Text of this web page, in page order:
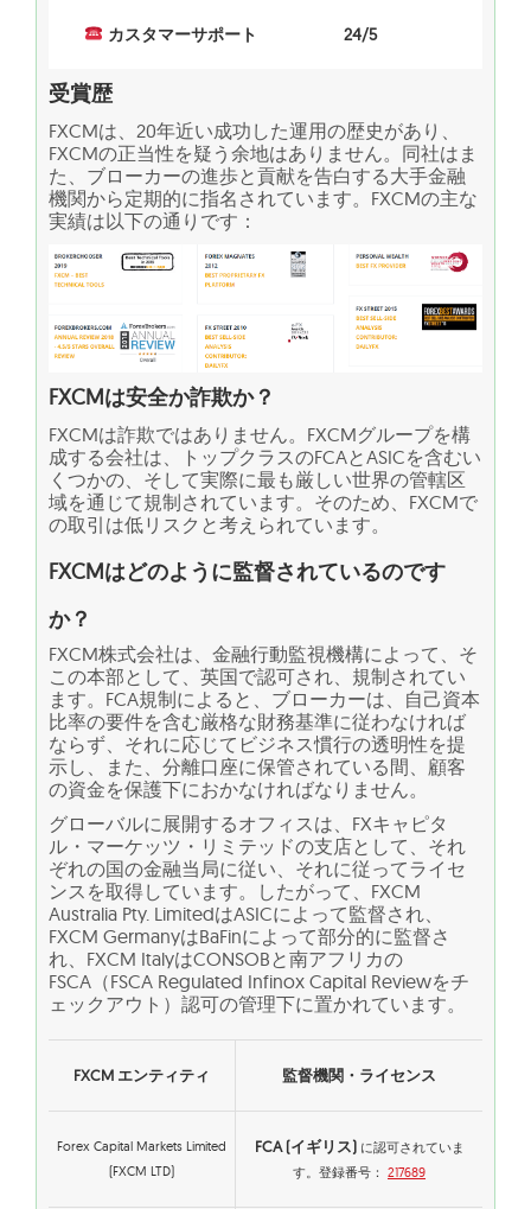
カスタマーサポート 24/5
受賞歴
FXCMは、20年近い成功した運用の歴史があり、
FXCMの正当性を疑う余地はありません。同社はま
た、ブローカーの進歩と貢献を告白する大手金融
機関から定期的に指名されています。FXCMの主な
実績は以下の通りです：
FXCMは安全か詐欺か？
FXCMは詐欺ではありません。FXCMグループを構
成する会社は、トップクラスのFCAとASICを含むい
くつかの、そして実際に最も厳しい世界の管轄区
域を通じて規制されています。そのため、FXCMで
の取引は低リスクと考えられています。
FXCMはどのように監督されているのです
か？
FXCM株式会社は、金融行動監視機構によって、そ
この本部として、英国で認可され、規制されてい
ます。FCA規制によると、ブローカーは、自己資本
比率の要件を含む厳格な財務基準に従わなければ
ならず、それに応じてビジネス慣行の透明性を提
示し、また、分離口座に保管されている間、顧客
の資金を保護下におかなければなりません。
グローバルに展開するオフィスは、FXキャピタ
ル・マーケッツ・リミテッドの支店として、それ
ぞれの国の金融当局に従い、それに従ってライセ
ンスを取得しています。したがって、FXCM
Australia Pty. LimitedはASICによって監督され、
FXCM GermanyはBaFinによって部分的に監督さ
れ、FXCM ItalyはCONSOBと南アフリカの
FSCA（FSCA Regulated Infinox Capital Reviewをチ
ェックアウト）認可の管理下に置かれています。
FXCM エンティティ 監督機関・ライセンス
Forex Capital Markets Limited
(FXCM LTD)
FCA (イギリス) に認可されていま
す。登録番号： 217689